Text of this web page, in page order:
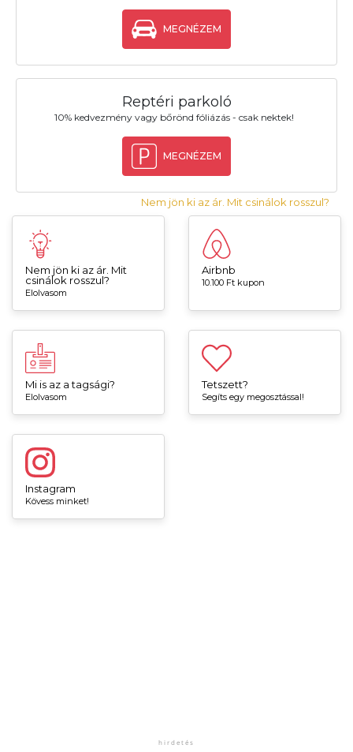
MEGNÉZEM
Reptéri parkoló
10% kedvezmény vagy bőrönd fóliázás - csak nektek!
MEGNÉZEM
Nem jön ki az ár. Mit csinálok rosszul?
Nem jön ki az ár. Mit
csinálok rosszul?
Elolvasom
Airbnb
10.100 Ft kupon
Mi is az a tagsági?
Elolvasom
Tetszett?
Segíts egy megosztással!
Instagram
Kövess minket!